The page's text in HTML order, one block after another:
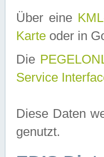
Über eine
Karte oder in
Die
Service
Diese Daten
genutzt.